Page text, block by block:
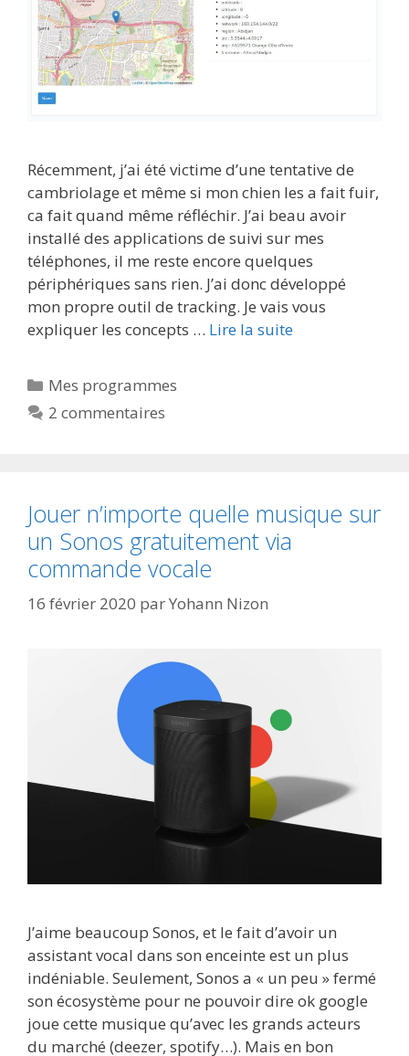
Récemment, j’ai été victime d’une tentative de
cambriolage et même si mon chien les a fait fuir,
ca fait quand même réfléchir. J’ai beau avoir
installé des applications de suivi sur mes
téléphones, il me reste encore quelques
périphériques sans rien. J’ai donc développé
mon propre outil de tracking. Je vais vous
expliquer les concepts … Lire la suite
Catégories
Mes programmes
2 commentaires
Jouer n’importe quelle musique sur
un Sonos gratuitement via
commande vocale
16 février 2020 parYohann Nizon
J’aime beaucoup Sonos, et le fait d’avoir un
assistant vocal dans son enceinte est un plus
indéniable. Seulement, Sonos a « un peu » fermé
son écosystème pour ne pouvoir dire ok google
joue cette musique qu’avec les grands acteurs
du marché (deezer, spotify…). Mais en bon